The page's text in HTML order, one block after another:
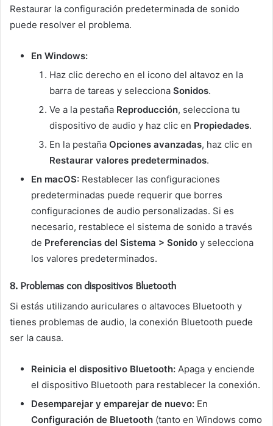
Restaurar la configuración predeterminada de sonido
puede resolver el problema.
En Windows:
Haz clic derecho en el icono del altavoz en la
barra de tareas y selecciona Sonidos.
Ve a la pestaña Reproducción, selecciona tu
dispositivo de audio y haz clic en Propiedades.
En la pestaña Opciones avanzadas, haz clic en
Restaurar valores predeterminados.
En macOS: Restablecer las configuraciones
predeterminadas puede requerir que borres
configuraciones de audio personalizadas. Si es
necesario, restablece el sistema de sonido a través
de Preferencias del Sistema > Sonido y selecciona
los valores predeterminados.
8. Problemas con dispositivos Bluetooth
Si estás utilizando auriculares o altavoces Bluetooth y
tienes problemas de audio, la conexión Bluetooth puede
ser la causa.
Reinicia el dispositivo Bluetooth: Apaga y enciende
el dispositivo Bluetooth para restablecer la conexión.
Desemparejar y emparejar de nuevo: En
Configuración de Bluetooth (tanto en Windows como